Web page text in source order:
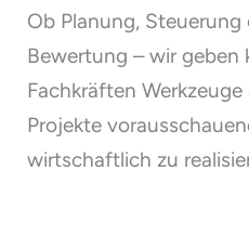
Ob Planung,
Bewertung – wir geben
Fachkräften
Projekte
wirtschaftlich zu